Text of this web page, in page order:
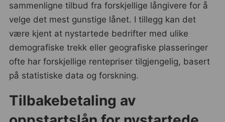
sammenligne tilbud fra forskjellige långivere for å
velge det mest gunstige lånet. I tillegg kan det
være kjent at nystartede bedrifter med ulike
demografiske trekk eller geografiske plasseringer
ofte har forskjellige rentepriser tilgjengelig, basert
på statistiske data og forskning.
Tilbakebetaling av